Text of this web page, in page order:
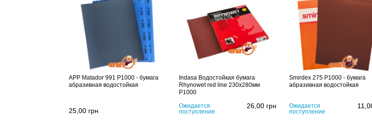
APP Matador 991 P1000 - бумага
абразивная водостойкая
25,00 грн
Indasa Водостойкая бумага
Rhynowet red line 230x280мм
P1000
Ожидается
поступление
26,00 грн
Smirdex 275 P1000 - бумага
абразивная водостойкая
Ожидается
поступление